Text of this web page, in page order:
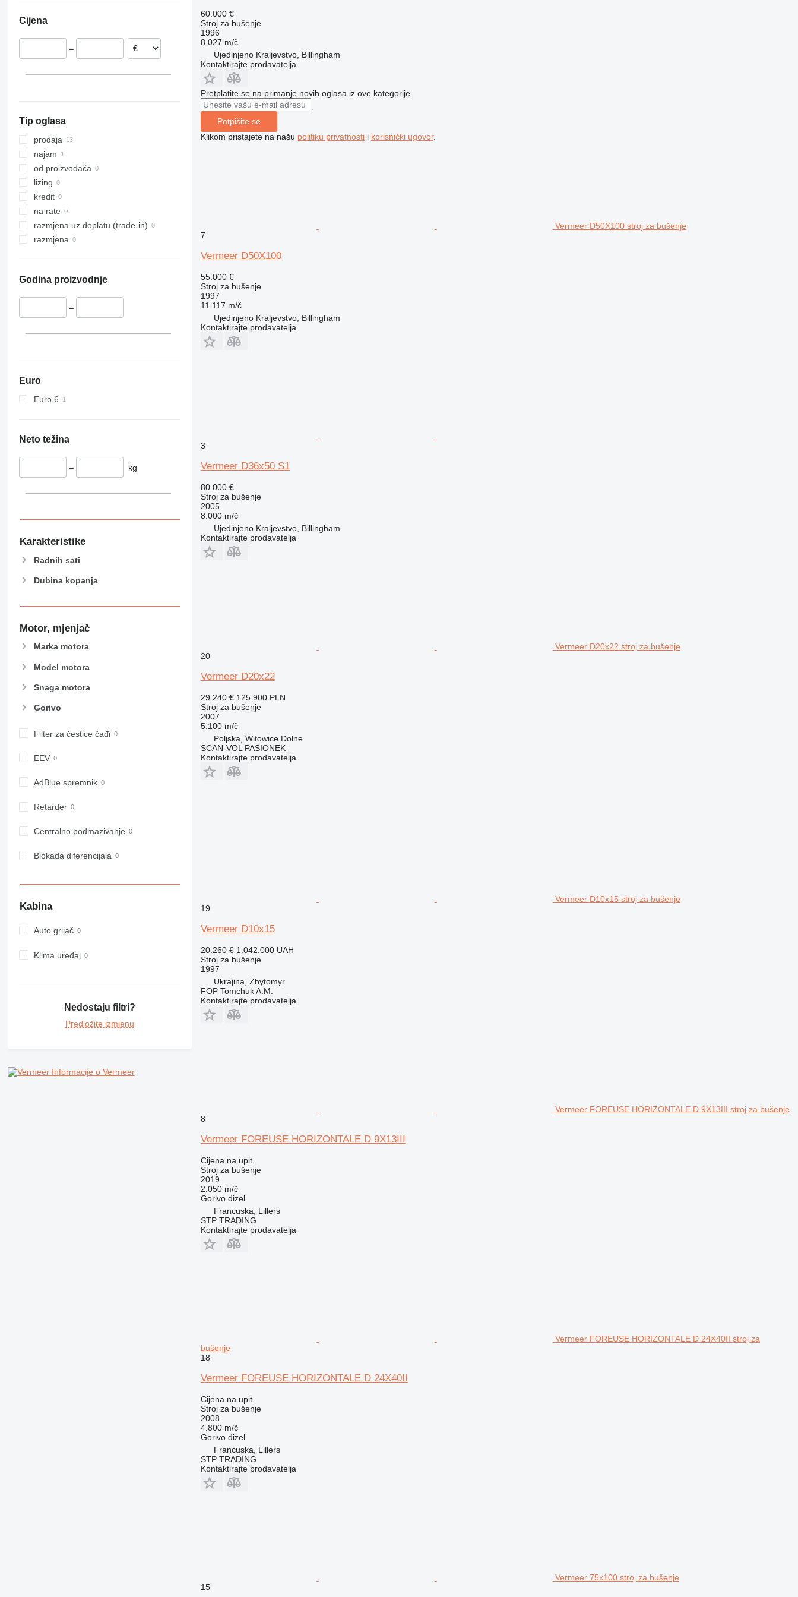
Poljska
Njemačka
Cijena
–
Tip oglasa
prodaja
najam
od proizvođača
lizing
kredit
na rate
razmjena uz doplatu (trade-in)
razmjena
Godina proizvodnje
–
Euro
Euro 6
Neto težina
– kg
Karakteristike
Radnih sati
Dubina kopanja
Motor, mjenjač
Marka motora
Model motora
Snaga motora
Gorivo
Filter za čestice čađi
EEV
AdBlue spremnik
Retarder
Centralno podmazivanje
Blokada diferencijala
Kabina
Auto grijač
Klima uređaj
Nedostaju filtri?
Predložite izmjenu
Informacije o Vermeer
60.000 €
Stroj za bušenje
1996
8.027 m/č
Ujedinjeno Kraljevstvo, Billingham
Kontaktirajte prodavatelja
Pretplatite se na primanje novih oglasa iz ove kategorije
Potpišite se
Klikom pristajete na našu politiku privatnostii korisnički ugovor.
Vermeer D50X100 stroj za bušenje
7
Vermeer D50X100
55.000 €
Stroj za bušenje
1997
11.117 m/č
Ujedinjeno Kraljevstvo, Billingham
Kontaktirajte prodavatelja
3
Vermeer D36x50 S1
80.000 €
Stroj za bušenje
2005
8.000 m/č
Ujedinjeno Kraljevstvo, Billingham
Kontaktirajte prodavatelja
Vermeer D20x22 stroj za bušenje
20
Vermeer D20x22
29.240 € 125.900 PLN
Stroj za bušenje
2007
5.100 m/č
Poljska, Witowice Dolne
SCAN-VOL PASIONEK
Kontaktirajte prodavatelja
Vermeer D10x15 stroj za bušenje
19
Vermeer D10x15
20.260 € 1.042.000 UAH
Stroj za bušenje
1997
Ukrajina, Zhytomyr
FOP Tomchuk A.M.
Kontaktirajte prodavatelja
Vermeer FOREUSE HORIZONTALE D 9X13III stroj za bušenje
8
Vermeer FOREUSE HORIZONTALE D 9X13III
Cijena na upit
Stroj za bušenje
2019
2.050 m/č
Gorivo dizel
Francuska, Lillers
STP TRADING
Kontaktirajte prodavatelja
Vermeer FOREUSE HORIZONTALE D 24X40II stroj za
bušenje
18
Vermeer FOREUSE HORIZONTALE D 24X40II
Cijena na upit
Stroj za bušenje
2008
4.800 m/č
Gorivo dizel
Francuska, Lillers
STP TRADING
Kontaktirajte prodavatelja
Vermeer 75x100 stroj za bušenje
15